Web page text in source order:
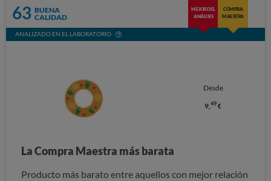
63 BUENA
CALIDAD
MEJOR DEL
ANÁLISIS
COMPRA
MAESTRA
ANALIZADO EN EL LABORATORIO
Desde
9,49 €
La Compra Maestra más barata
Producto más barato entre aquellos con mejor relación